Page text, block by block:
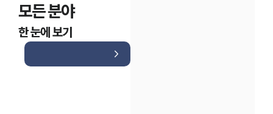
모든 분야
한 눈에 보기